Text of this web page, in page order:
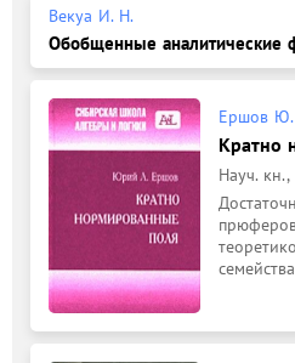
Векуа И. Н.
Обобщенные аналитические
Ершов
Кратно
Науч.